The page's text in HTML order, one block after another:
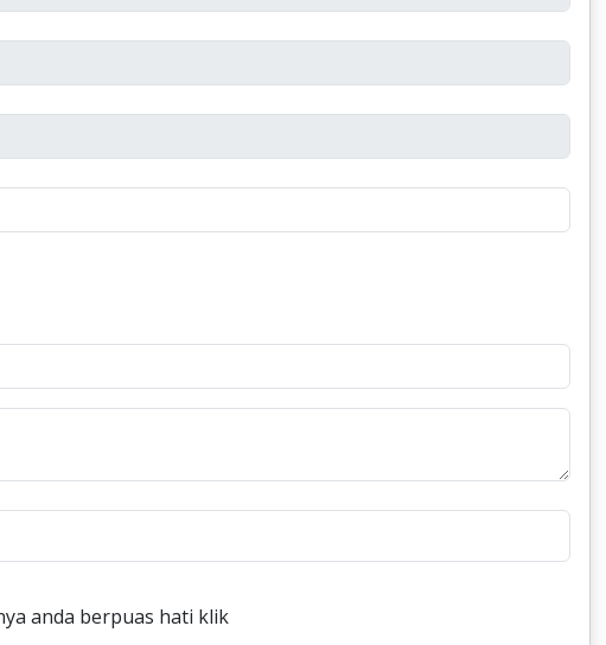
anda berpuas hati klik